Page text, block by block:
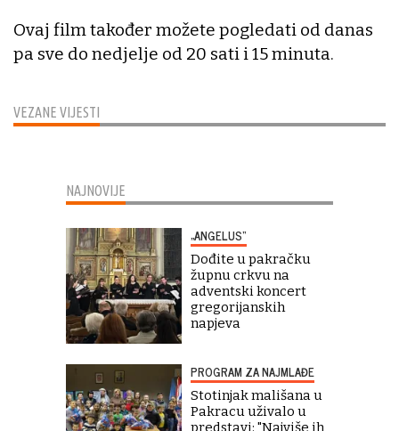
VEZANE VIJESTI
Ovaj film također možete pogledati od danas
pa sve do nedjelje od 20 sati i 15 minuta.
NAJNOVIJE
„ANGELUS“
Dođite u pakračku
župnu crkvu na
adventski koncert
gregorijanskih
napjeva
PROGRAM ZA NAJMLAĐE
Stotinjak mališana u
Pakracu uživalo u
predstavi: "Najviše ih